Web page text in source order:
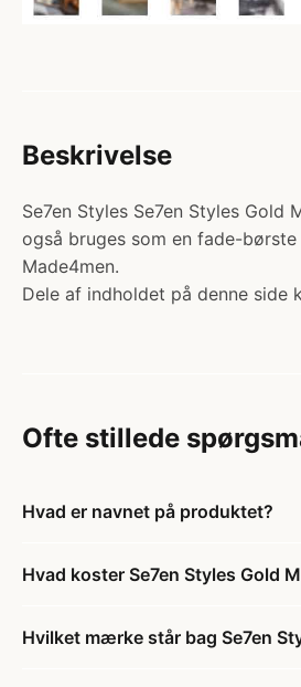
Beskrivelse
Se7en Styles Se7en Styles Gold
også bruges som en fade-
Made4men.
Dele af indholdet på denne
Ofte stillede
Hvad er navnet på produktet?
Hvad koster Se7en Styles Gold
Hvilket mærke står bag Se7en